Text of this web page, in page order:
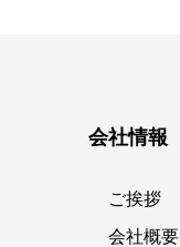
会社情報
ご挨拶
会社概要